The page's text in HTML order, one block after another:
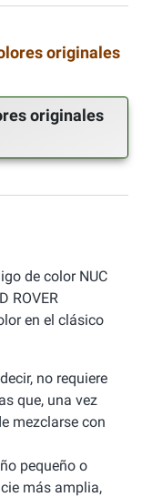
originales
originales
de color NUC
ROVER
en el clásico
no requiere
que, una vez
mezclarse con
pequeño o
más amplia,